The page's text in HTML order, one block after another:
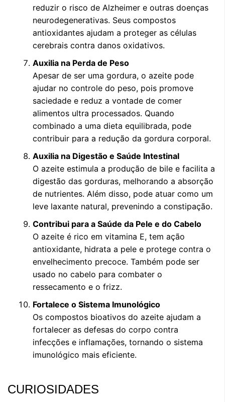
reduzir o risco de Alzheimer e outras doenças
neurodegenerativas. Seus compostos
antioxidantes ajudam a proteger as células
cerebrais contra danos oxidativos.
Auxilia na Perda de Peso
Apesar de ser uma gordura, o azeite pode
ajudar no controle do peso, pois promove
saciedade e reduz a vontade de comer
alimentos ultra processados. Quando
combinado a uma dieta equilibrada, pode
contribuir para a redução da gordura corporal.
Auxilia na Digestão e Saúde Intestinal
O azeite estimula a produção de bile e facilita a
digestão das gorduras, melhorando a absorção
de nutrientes. Além disso, pode atuar como um
leve laxante natural, prevenindo a constipação.
Contribui para a Saúde da Pele e do Cabelo
O azeite é rico em vitamina E, tem ação
antioxidante, hidrata a pele e protege contra o
envelhecimento precoce. Também pode ser
usado no cabelo para combater o
ressecamento e o frizz.
Fortalece o Sistema Imunológico
Os compostos bioativos do azeite ajudam a
fortalecer as defesas do corpo contra
infecções e inflamações, tornando o sistema
imunológico mais eficiente.
CURIOSIDADES